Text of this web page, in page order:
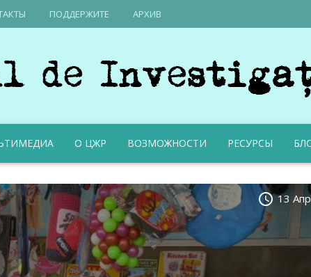
ПОДДЕРЖИТЕ AРХИВ
О ЦЖР ВОЗМОЖНОСТИ РЕСУРСЫ
schedule 13